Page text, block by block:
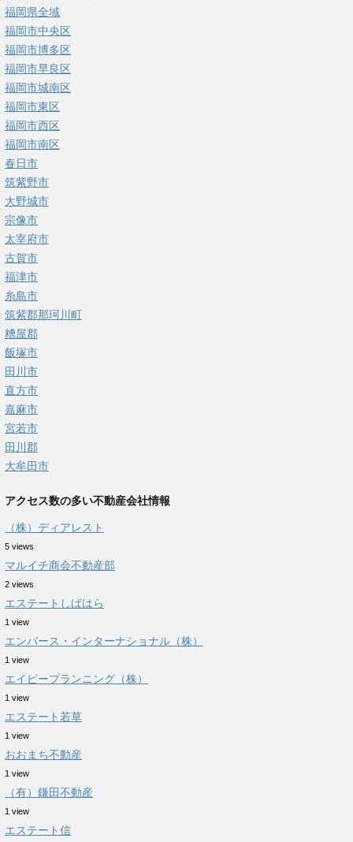
福岡県全域
福岡市中央区
福岡市博多区
福岡市早良区
福岡市城南区
福岡市東区
福岡市西区
福岡市南区
春日市
筑紫野市
大野城市
宗像市
太宰府市
古賀市
福津市
糸島市
筑紫郡那珂川町
糟屋郡
飯塚市
田川市
直方市
嘉麻市
宮若市
田川郡
大牟田市
アクセス数の多い不動産会社情報
（株）ディアレスト
5 views
マルイチ商会不動産部
2 views
エステートしばはら
1 view
エンバース・インターナショナル（株）
1 view
エイピープランニング（株）
1 view
エステート若草
1 view
おおまち不動産
1 view
（有）鎌田不動産
1 view
エステート信